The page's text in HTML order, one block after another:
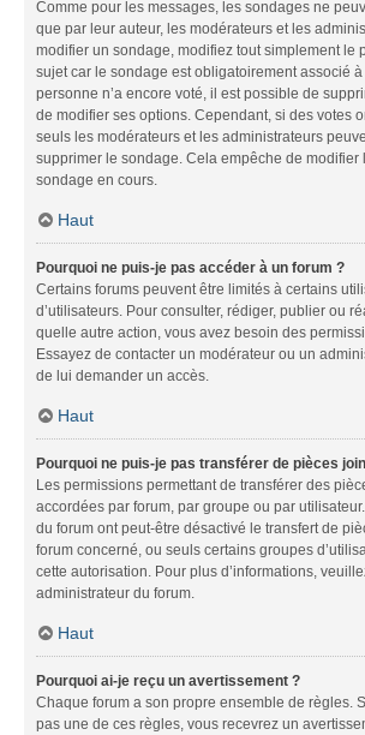
Comme pour les messages, les sondages ne
que par leur auteur, les modérateurs et les
modifier un sondage, modifiez tout simplement le
sujet car le sondage est obligatoirement associé à
personne n’a encore voté, il est possible de
de modifier ses options. Cependant, si des votes
seuls les modérateurs et les administrateurs
supprimer le sondage. Cela empêche de modifier
sondage en cours.
Haut
Pourquoi ne puis-je pas accéder à un forum ?
Certains forums peuvent être limités à certains
d’utilisateurs. Pour consulter, rédiger, publier ou
quelle autre action, vous avez besoin des
Essayez de contacter un modérateur ou un
de lui demander un accès.
Haut
Pourquoi ne puis-je pas transférer de pièces
Les permissions permettant de transférer des
accordées par forum, par groupe ou par
du forum ont peut-être désactivé le transfert de
forum concerné, ou seuls certains groupes
cette autorisation. Pour plus d’informations,
administrateur du forum.
Haut
Pourquoi ai-je reçu un avertissement ?
Chaque forum a son propre ensemble de règles.
pas une de ces règles, vous recevrez un